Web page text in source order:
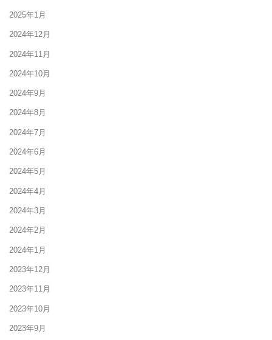
2025年1月
2024年12月
2024年11月
2024年10月
2024年9月
2024年8月
2024年7月
2024年6月
2024年5月
2024年4月
2024年3月
2024年2月
2024年1月
2023年12月
2023年11月
2023年10月
2023年9月